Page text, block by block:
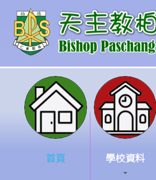
首頁 學校資料